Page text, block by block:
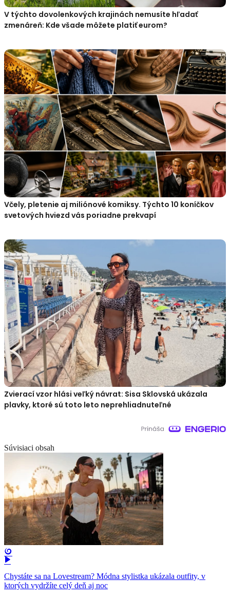
V týchto dovolenkových krajinách nemusíte hľadať
zmenáreň: Kde všade môžete platiť eurom?
Včely, pletenie aj miliónové komiksy. Týchto 10 koníčkov
svetových hviezd vás poriadne prekvapí
Zvierací vzor hlási veľký návrat: Sisa Sklovská ukázala
plavky, ktoré sú toto leto neprehliadnuteľné
Súvisiaci obsah
Chystáte sa na Lovestream? Módna stylistka ukázala outfity, v
ktorých vydržíte celý deň aj noc